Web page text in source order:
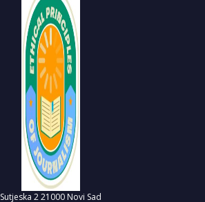
Sutjeska 2 21000 Novi Sad